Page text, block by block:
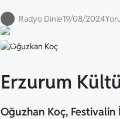
Radyo Dinle19/08/2024
Erzurum
Oğuzhan Koç, Festivalin